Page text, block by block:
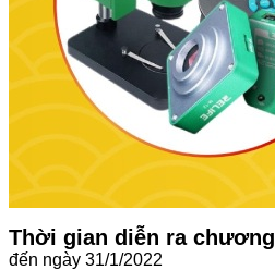
Thời gian diễn ra
đến ngày 31/1/2022